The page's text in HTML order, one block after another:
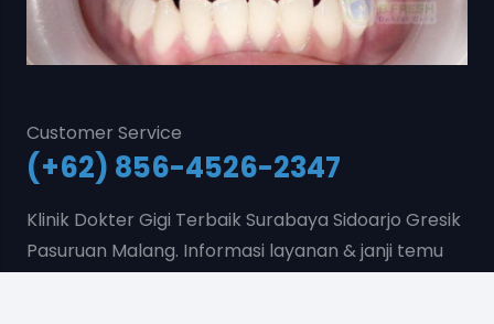
Customer Service
(+62) 856-4526-2347
Klinik Dokter Gigi Terbaik Surabaya Sidoarjo Gresik
Pasuruan Malang. Informasi layanan & janji temu